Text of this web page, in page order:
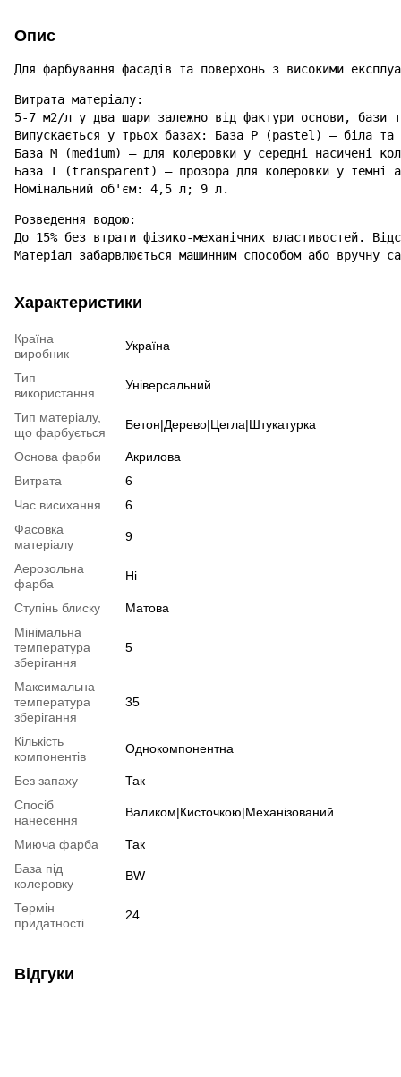
Опис
Для фарбування фасадів та поверхонь з високими
Витрата матеріалу:
5-7 м2/л у два шари залежно від фактури основи, бази
Випускається у трьох базах: База Р (pastel) – біла та
База М (medium) – для колеровки у середні насичені
База Т (transparent) – прозора для колеровки у темні
Номінальний об'єм: 4,5 л; 9 л.
Розведення водою:
До 15% без втрати фізико-механічних властивостей.
Матеріал забарвлюється машинним способом або вручну
Характеристики
Країна
виробник
Україна
Тип
використання
Універсальний
Тип матеріалу,
що фарбується
Бетон|Дерево|Цегла|Штукатурка
Основа фарби
Акрилова
Витрата
6
Час висихання
6
Фасовка
матеріалу
9
Аерозольна
фарба
Ні
Ступінь блиску
Матова
Мінімальна
температура
зберігання
5
Максимальна
температура
зберігання
35
Кількість
компонентів
Однокомпонентна
Без запаху
Так
Спосіб
нанесення
Валиком|Кисточкою|Механізований
Миюча фарба
Так
База під
колеровку
BW
Термін
придатності
24
Відгуки